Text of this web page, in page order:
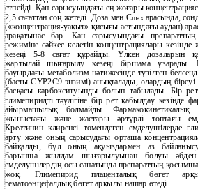
етпейді. Қан сарысуындағы ең жоғары
2,5 сағаттан соң жетеді. Доза мен Сmах арасында,
(«концентрация-уақыт» қисығы астындағы аудан)
арақатынас бар. Қан сарысуындағы
режиміне сәйкес келетін концентрациялары
кезеңі 5-8 сағат құрайды. Үлкен дозаларын
жартылай шығарылу кезеңі біршама ұзарады.
бауырдағы метаболизм нәтижесінде түзілген
(басты СҮР2C9 энзимі) анықталады, олардың
басқасы карбокситуынды болып табылады. Бір
глимепиридті тәулігіне бір рет қабылдау кезінде
айырмашылық болмайды. Фармакокинетикалық
жыныстағы және жастары әртүрлі топтағы
Креатинин клиренсі төмендеген емделушілерде
арту және оның сарысудағы орташа
байқалды, бұл оның ақуыздармен аз
барынша жылдам шығарылуынан болуы
емделушілердің осы санатында препараттың
жоқ. Глимепирид плаценталық бөгет
гематоэнцефалдық бөгет арқылы нашар өтеді.